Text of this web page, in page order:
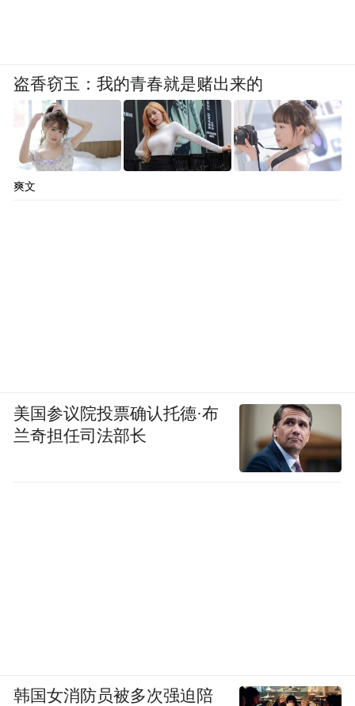
盗香窃玉：我的青春就是赌出来的
爽文
美国参议院投票确认托德·布
兰奇担任司法部长
韩国女消防员被多次强迫陪